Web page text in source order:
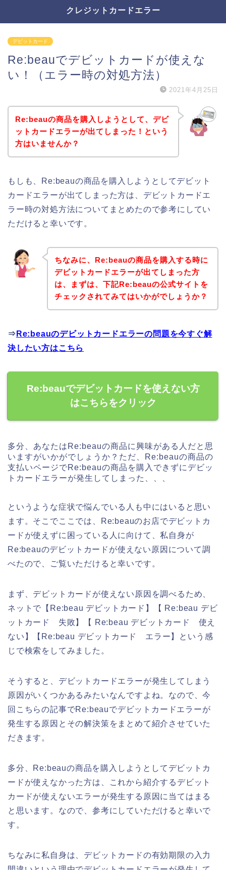
クレジットカードエラー
デビットカード
Re:beauでデビットカードが使えな
い！（エラー時の対処方法）
2021年4月25日
Re:beauの商品を購入しようとして、デビ
ットカードエラーが出てしまった！という
方はいませんか？
もしも、Re:beauの商品を購入しようとしてデビット
カードエラーが出てしまった方は、デビットカードエ
ラー時の対処方法についてまとめたので参考にしてい
ただけると幸いです。
ちなみに、Re:beauの商品を購入する時に
デビットカードエラーが出てしまった方
は、まずは、下記Re:beauの公式サイトを
チェックされてみてはいかがでしょうか？
⇒ Re:beauのデビットカードエラーの問題を今すぐ解
決したい方はこちら
Re:beauでデビットカードを使えない方
はこちらをクリック
多分、あなたはRe:beauの商品に興味がある人だと思
いますがいかがでしょうか？ただ、Re:beauの商品の
支払いページでRe:beauの商品を購入できずにデビッ
トカードエラーが発生してしまった、、、
というような症状で悩んでいる人も中にはいると思い
ます。そこでここでは、Re:beauのお店でデビットカ
ードが使えずに困っている人に向けて、私自身が
Re:beauのデビットカードが使えない原因について調
べたので、ご覧いただけると幸いです。
まず、デビットカードが使えない原因を調べるため、
ネットで【Re:beau デビットカード】【 Re:beau デビ
ットカード 失敗】【 Re:beau デビットカード 使え
ない】【Re:beau デビットカード エラー】という感
じで検索をしてみました。
そうすると、デビットカードエラーが発生してしまう
原因がいくつかあるみたいなんですよね。なので、今
回こちらの記事でRe:beauでデビットカードエラーが
発生する原因とその解決策をまとめて紹介させていた
だきます。
多分、Re:beauの商品を購入しようとしてデビットカ
ードが使えなかった方は、これから紹介するデビット
カードが使えないエラーが発生する原因に当てはまる
と思います。なので、参考にしていただけると幸いで
す。
ちなみに私自身は、デビットカードの有効期限の入力